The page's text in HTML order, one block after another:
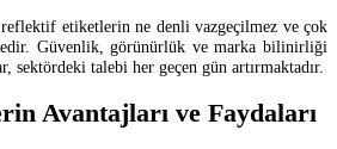
etiketlerin ne denli vazgeçilmez ve çok
Güvenlik, görünürlük ve marka bilinirliği
sektördeki talebi her geçen gün artırmaktadır.
Avantajları ve Faydaları